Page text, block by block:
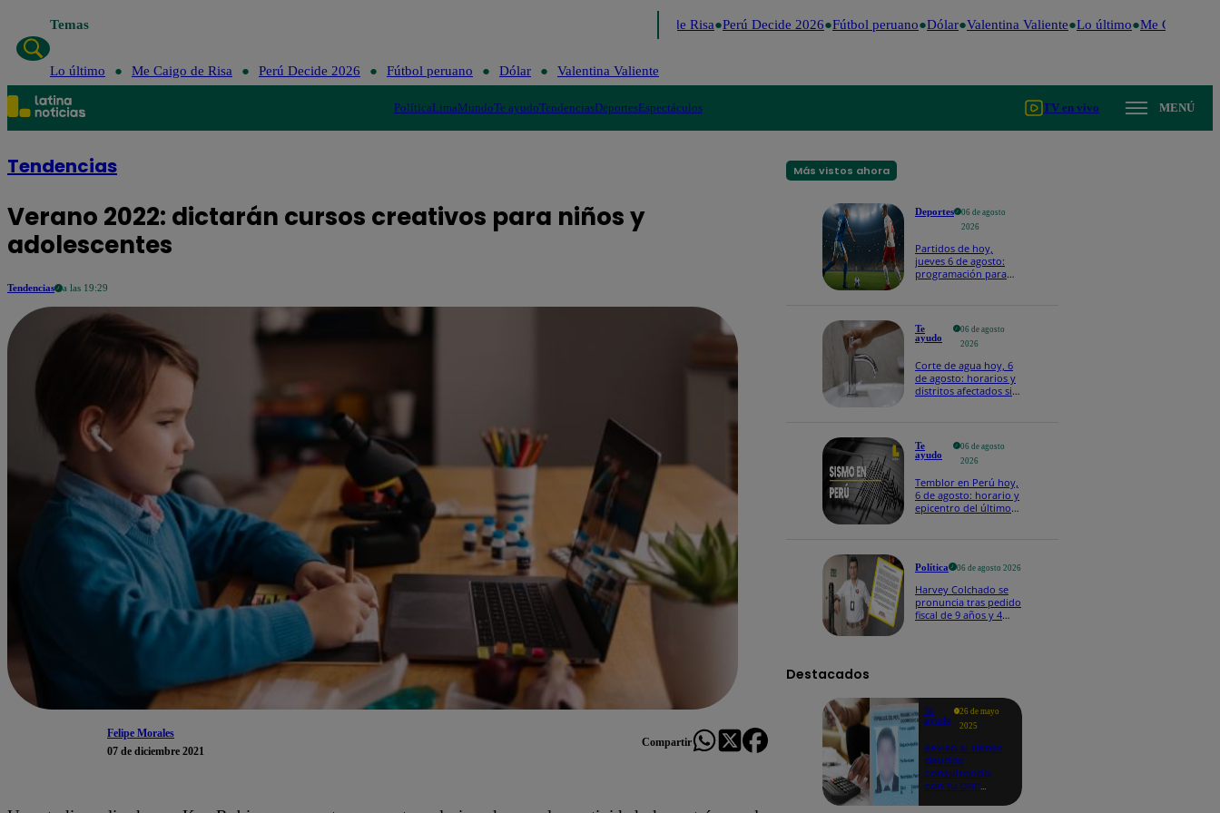
Temas Me Caigo de Risa Perú Decide 2026 Fútbol peruano Dólar Valentina Valiente Lo último Me Caigo de
Lo último Me Caigo de Risa Perú Decide 2026 Fútbol peruano Dólar Valentina Valiente
PolíticaLimaMundoTe ayudoTendenciasDeportesEspectáculos TV en vivo MENÚ
Tendencias
Verano 2022: dictarán cursos creativos para niños y
adolescentes
Tendencias a las 19:29
Felipe Morales
07 de diciembre 2021
Compartir
Más vistos ahora
Deportes
06 de agosto
2026
Partidos de hoy,
jueves 6 de agosto:
programación para
Te
ayudo
06 de agosto
2026
Corte de agua hoy, 6
de agosto: horarios y
distritos afectados sin
Te
ayudo
06 de agosto
2026
Temblor en Perú hoy,
6 de agosto: horario y
epicentro del último
Política 06 de agosto 2026
Harvey Colchado se
pronuncia tras pedido
fiscal de 9 años y 4
Destacados
Te
ayudo
26 de mayo
2025
Revisa si tienes
deudas
consultando
con tu DNI: